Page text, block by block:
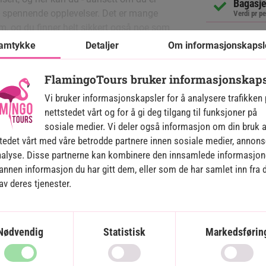
opplevelser. Det er mange
og du finner helt sikkert også noe som
å ta dykkesertifikat på resortet.
vannet er, som på mange andre
Island Resort & Spa har også et
ved stranden med liggestoler, poolbar
barn og voksne få timer til å gå med
haug av morsomme vannaktiviteter. Du
på SUP-board eller i kajakk, prøve
deg ut i bølgene med surfbrett eller
kan du prøve aktiviteter som
eller parasailing.
er det mulig å spille badminton,
Se video
frittstående villaer med
dessuten en deilig terrasse, der du
sandstranden. Villaen har plass til
mulighet for en ekstra oppredning
også en deilig, møblert terrasse, der
Bagasje
Verdi pr
Verdi pr
Detaljer Om
FlamingoTours bruker
Vi bruker informasjonskapsler for å analysere trafikken
nettstedet vårt og for å gi deg tilgang til funksjoner på
sosiale medier. Vi deler også informasjon om din bruk
vårt med våre betrodde partnere innen sosiale medier,
Disse partnerne kan kombinere den innsamlede
informasjon du har gitt dem, eller som de har samlet inn fra
deres tjenester.
Statistisk